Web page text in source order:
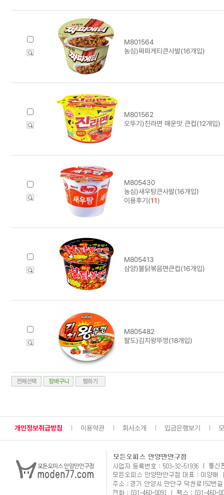
M801564
농심)짜파게티큰사발(16개입)
M801562
오뚜기)진라면 매운맛 큰컵(12개입)
M805430
농심)새우탕큰사발(16개입)
이용후기(11)
M805413
삼양)불닭볶음면큰컵(16개입)
M805482
팔도)김치왕뚜껑(18개입)
개인정보취급방침 이용약관 회사소개 입금은행보기